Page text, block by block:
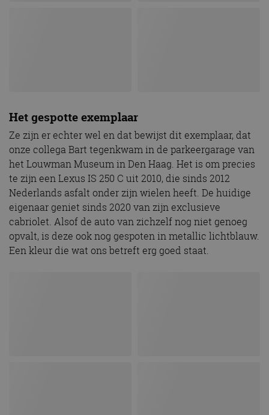
Het gespotte exemplaar
Ze zijn er echter wel en dat bewijst dit exemplaar, dat
onze collega Bart tegenkwam in de parkeergarage van
het Louwman Museum in Den Haag. Het is om precies
te zijn een Lexus IS 250 C uit 2010, die sinds 2012
Nederlands asfalt onder zijn wielen heeft. De huidige
eigenaar geniet sinds 2020 van zijn exclusieve
cabriolet. Alsof de auto van zichzelf nog niet genoeg
opvalt, is deze ook nog gespoten in metallic lichtblauw.
Een kleur die wat ons betreft erg goed staat.